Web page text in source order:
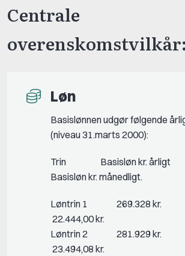
Centrale
overenskomstvilkår:
Løn
Basislønnen udgør følgende
(niveau 31.marts 2000):
Trin Basisløn kr.
Basisløn kr. månedligt.
Løntrin 1
22.444,00 kr.
Løntrin 2
23.494,08 kr.